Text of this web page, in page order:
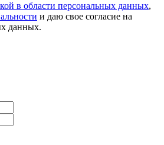
в области персональных данных,
и даю свое согласие на
данных.